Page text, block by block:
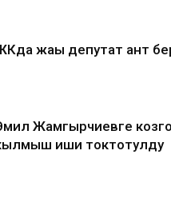
жаңы депутат ант
Жамгырчиевге
иши токтотулду